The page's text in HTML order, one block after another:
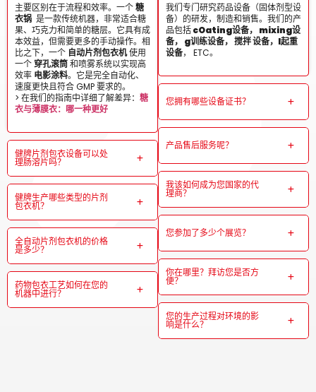
主要区别在于流程和效率。一个糖
衣锅 是一款传统机器，非常适合糖
果、巧克力和简单的糖层。它具有成
本效益，但需要更多的手动操作。相
比之下，一个 自动片剂包衣机使用
一个穿孔滚筒和喷雾系统以实现高
效率 电影涂料。它是完全自动化、
速度更快且符合 GMP 要求的。
> 在我们的指南中详细了解差异： 糖
衣与薄膜衣：哪一种更好
健牌片剂包衣设备可以处
理肠溶片吗？
健牌生产哪些类型的片剂
包衣机？
全自动片剂包衣机的价格
是多少？
药物包衣工艺如何在您的
机器中进行？
我们专门研究药品设备（固体剂型设
备）的研发，制造和销售。我们的产
品包括cOating设备， mixing设
备， g训练设备， 搅拌设备， l起重
设备， ETC。
您拥有哪些设备证书？
产品售后服务呢？
我该如何成为您国家的代
理商？
您参加了多少个展览？
你在哪里？拜访您是否方
便？
您的生产过程对环境的影
响是什么？